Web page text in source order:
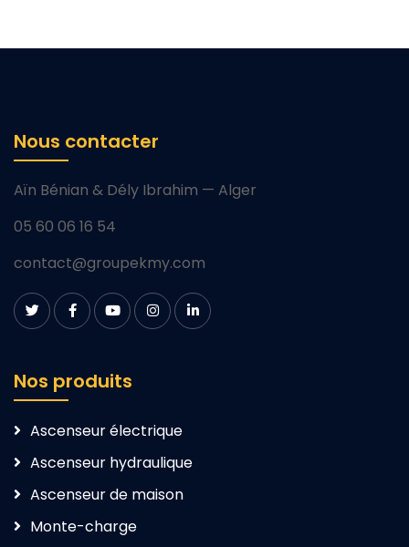
Nous contacter
Aïn Bénian & Dély Ibrahim — Alger
05 60 06 16 54
contact@groupekmy.com
Nos produits
Ascenseur électrique
Ascenseur hydraulique
Ascenseur de maison
Monte-charge